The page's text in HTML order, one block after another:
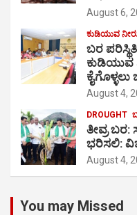
August 6,
ಕುಡಿಯುವ
ಬರ
ಕುಡಿಯುವ
August 4,
DROUGHT
ತೀವ್ರ
ಭರಿಸಲಿ:
August 4,
You may Missed